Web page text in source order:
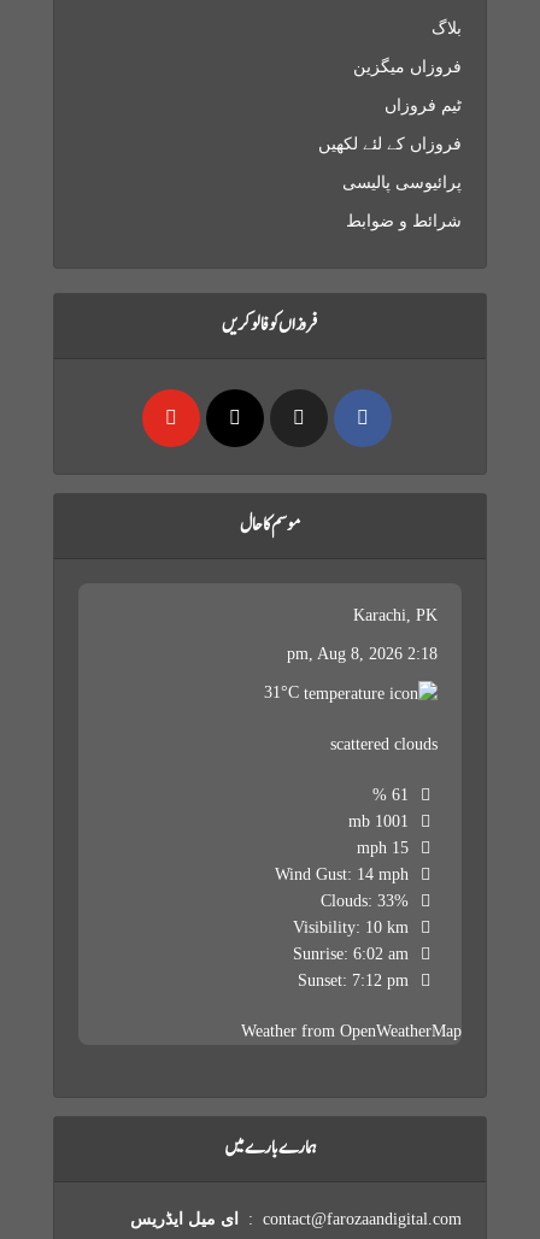
بلاگ
فروزاں میگزین
ٹیم فروزاں
فروزاں کے لئے لکھیں
پرائیوسی پالیسی
شرائط و ضوابط
فروزاں کو فالو کریں
موسم کا حال
Karachi, PK
2:18 pm,
Aug 8, 2026
31°C
scattered clouds
61 %
1001 mb
15 mph
Wind Gust: 14 mph
Clouds: 33%
Visibility: 10 km
Sunrise: 6:02 am
Sunset: 7:12 pm
Weather from OpenWeatherMap
ہمارے بارے میں
contact@farozaandigital.com : ای میل ایڈریس